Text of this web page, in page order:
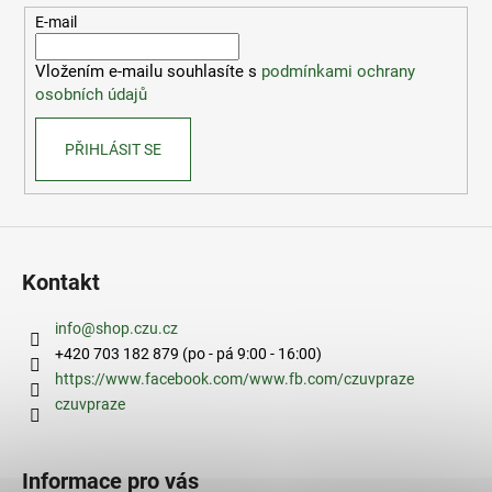
E-mail
Vložením e-mailu souhlasíte s podmínkami ochrany
osobních údajů
PŘIHLÁSIT SE
Kontakt
info@shop.czu.cz
+420 703 182 879 (po - pá 9:00 - 16:00)
https://www.facebook.com/www.fb.com/czuvpraze
czuvpraze
Informace pro vás